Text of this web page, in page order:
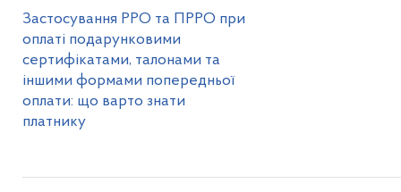
Застосування РРО та ПРРО при
оплаті подарунковими
сертифікатами, талонами та
іншими формами попередньої
оплати: що варто знати
платнику